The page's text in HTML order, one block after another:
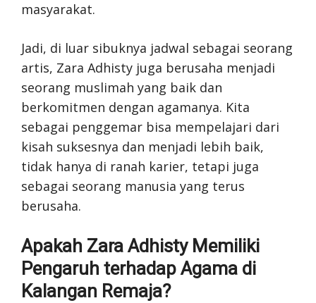
masyarakat.
Jadi, di luar sibuknya jadwal sebagai seorang
artis, Zara Adhisty juga berusaha menjadi
seorang muslimah yang baik dan
berkomitmen dengan agamanya. Kita
sebagai penggemar bisa mempelajari dari
kisah suksesnya dan menjadi lebih baik,
tidak hanya di ranah karier, tetapi juga
sebagai seorang manusia yang terus
berusaha.
Apakah Zara Adhisty Memiliki
Pengaruh terhadap Agama di
Kalangan Remaja?